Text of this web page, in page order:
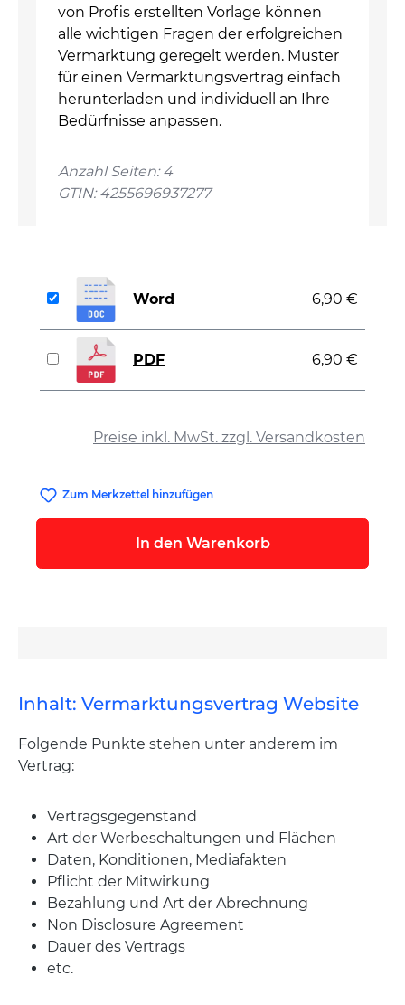
von Profis erstellten Vorlage können
alle wichtigen Fragen der erfolgreichen
Vermarktung geregelt werden. Muster
für einen Vermarktungsvertrag einfach
herunterladen und individuell an Ihre
Bedürfnisse anpassen.
Anzahl Seiten: 4
GTIN: 4255696937277
Preise inkl. MwSt. zzgl. Versandkosten
Word 6,90 €
PDF 6,90 €
Zum Merkzettel hinzufügen
In den Warenkorb
Inhalt: Vermarktungsvertrag Website
Folgende Punkte stehen unter anderem im
Vertrag:
Vertragsgegenstand
Art der Werbeschaltungen und Flächen
Daten, Konditionen, Mediafakten
Pflicht der Mitwirkung
Bezahlung und Art der Abrechnung
Non Disclosure Agreement
Dauer des Vertrags
etc.